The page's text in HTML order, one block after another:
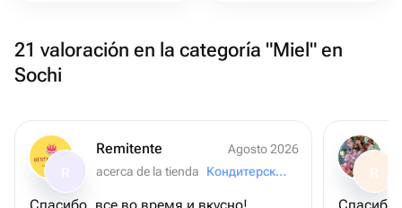
21 valoración en la categoría "Miel" en
Sochi
Remitente
Agosto 2026
acerca de la tienda
Кондитерская "Муссовые Бенто Торты" R